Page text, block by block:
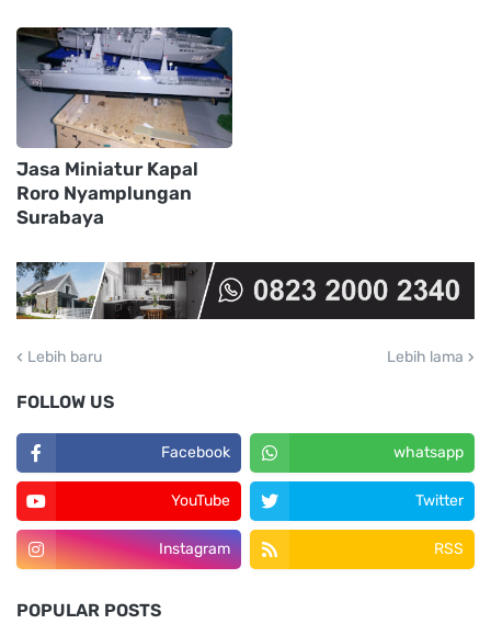
Jasa Miniatur Kapal
Roro Nyamplungan
Surabaya
Lebih baru Lebih lama
FOLLOW US
Facebook whatsapp
YouTube Twitter
Instagram RSS
POPULAR POSTS